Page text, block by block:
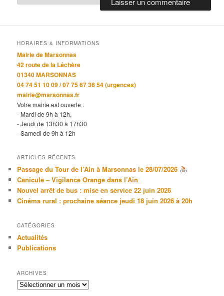
HORAIRES & INFORMATIONS
Mairie de Marsonnas
42 route de la Léchère
01340 MARSONNAS
04 74 51 10 09 / 07 75 67 36 54 (urgences)
mairie@marsonnas.fr
Votre mairie est ouverte :
- Mardi de 9h à 12h,
- Jeudi de 13h30 à 17h30
- Samedi de 9h à 12h
ARTICLES RÉCENTS
Passage du Tour de l’Ain à Marsonnas le 28/07/2026
Canicule – Vigilance Orange dans l’Ain
Nouvel arrêt de bus : mise en service 22 juin 2026
Cinéma rural : prochaine séance jeudi 18 juin 2026 à 20h
CATÉGORIES
Actualités
Publications
ARCHIVES
Archives